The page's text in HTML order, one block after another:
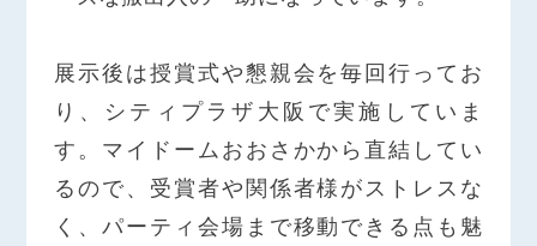
展示後は授賞式や懇親会を毎回行ってお
り、シティプラザ大阪で実施していま
す。マイドームおおさかから直結してい
るので、受賞者や関係者様がストレスな
く、パーティ会場まで移動できる点も魅